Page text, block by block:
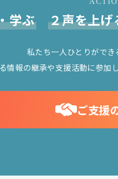
学ぶ ２声を上げ
私たち一人ひとりができ
情報の継承や支援活動に参加
ご支援